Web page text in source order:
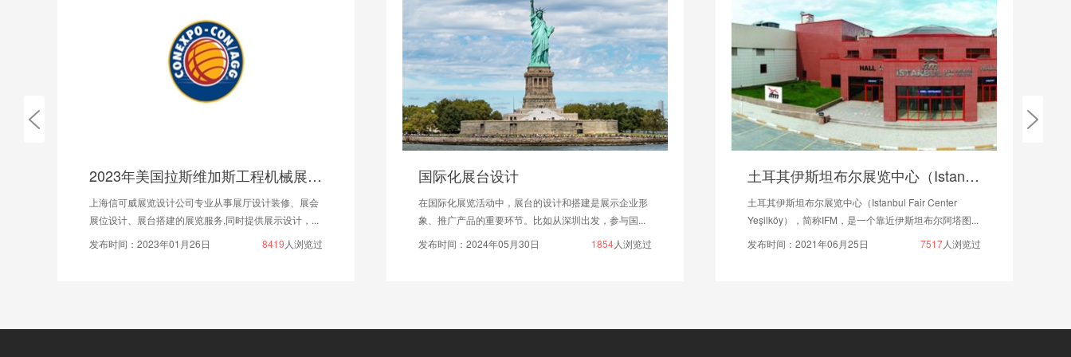
2023年美国拉斯维加斯工程机械展览会（CONEXPO-CON AGG）
上海信可威展览设计公司专业从事展厅设计装修、展会
展位设计、展台搭建的展览服务,同时提供展示设计，...
发布时间：2023年01月26日
8419 人浏览过
国际化展台设计
在国际化展览活动中，展台的设计和搭建是展示企业形
象、推广产品的重要环节。比如从深圳出发，参与国...
发布时间：2024年05月30日
1854人浏览过
土耳其伊斯坦布尔展览中心（Istanbul Fair Center Yeşilköy）
土耳其伊斯坦布尔展览中心（Istanbul Fair Center
Yeşilköy）​，简称IFM，是一个靠近伊斯坦布尔阿塔图...
发布时间：2021年06月25日
7517人浏览过